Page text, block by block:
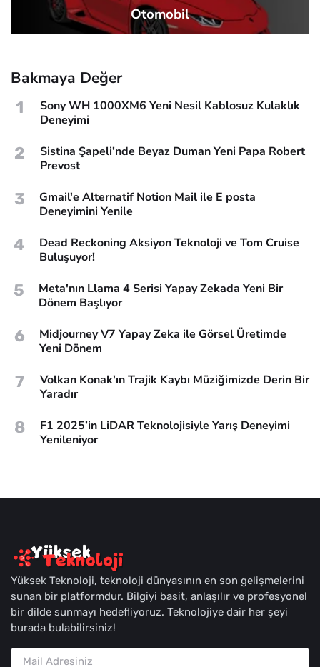
Otomobil
Bakmaya Değer
1
Sony WH 1000XM6 Yeni Nesil Kablosuz Kulaklık
Deneyimi
2
Sistina Şapeli’nde Beyaz Duman Yeni Papa Robert
Prevost
3
Gmail'e Alternatif Notion Mail ile E posta
Deneyimini Yenile
4
Dead Reckoning Aksiyon Teknoloji ve Tom Cruise
Buluşuyor!
5
Meta'nın Llama 4 Serisi Yapay Zekada Yeni Bir
Dönem Başlıyor
6
Midjourney V7 Yapay Zeka ile Görsel Üretimde
Yeni Dönem
7
Volkan Konak'ın Trajik Kaybı Müziğimizde Derin Bir
Yaradır
8
F1 2025’in LiDAR Teknolojisiyle Yarış Deneyimi
Yenileniyor
Yüksek Teknoloji, teknoloji dünyasının en son gelişmelerini
sunan bir platformdur. Bilgiyi basit, anlaşılır ve profesyonel
bir dilde sunmayı hedefliyoruz. Teknolojiye dair her şeyi
burada bulabilirsiniz!